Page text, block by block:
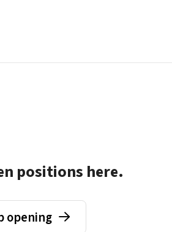
positions here.
opening